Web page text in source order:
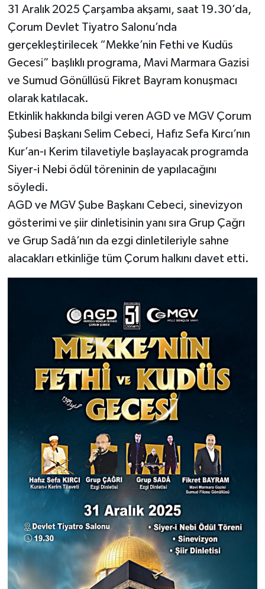
31 Aralık 2025 Çarşamba akşamı, saat 19.30’da,
Çorum Devlet Tiyatro Salonu’nda
gerçekleştirilecek “Mekke’nin Fethi ve Kudüs
Gecesi” başlıklı programa, Mavi Marmara Gazisi
ve Sumud Gönüllüsü Fikret Bayram konuşmacı
olarak katılacak.
Etkinlik hakkında bilgi veren AGD ve MGV Çorum
Şubesi Başkanı Selim Cebeci, Hafız Sefa Kırcı’nın
Kur’an-ı Kerim tilavetiyle başlayacak programda
Siyer-i Nebi ödül töreninin de yapılacağını
söyledi.
AGD ve MGV Şube Başkanı Cebeci, sinevizyon
gösterimi ve şiir dinletisinin yanı sıra Grup Çağrı
ve Grup Sadâ’nın da ezgi dinletileriyle sahne
alacakları etkinliğe tüm Çorum halkını davet etti.
Uğurludağ